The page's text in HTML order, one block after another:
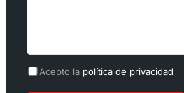
Acepto la política de privacidad